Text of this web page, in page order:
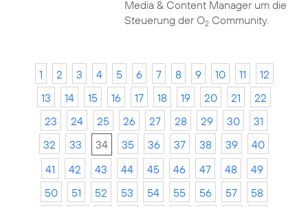
Media & Content Manager um die
Steuerung der O2Community.
1 2 3 4 5 6 7 8 9 10 11
12
13
14 15 16 17 18 19 20 21
22
23
24 25 26 27 28 29 30
31
32
33 34 35 36 37 38 39
40
41
42 43 44 45 46 47 48
49
50
51 52 53 54 55 56 57
58